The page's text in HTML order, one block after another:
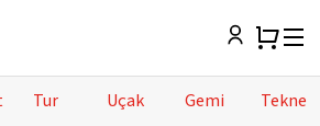
Tur Uçak Gemi Tekne